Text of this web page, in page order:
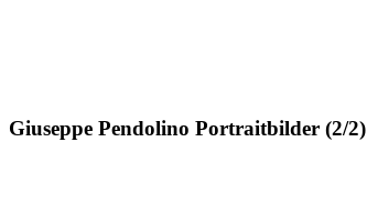
Giuseppe Pendolino Portraitbilder (2/2)